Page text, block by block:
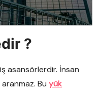
?
asansörlerdir. İnsan
aranmaz. Buyük